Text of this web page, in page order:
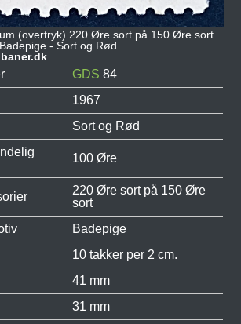
(overtryk) 220 Øre sort på 150 Øre sort
- Sort og Rød.
GDS 84
1967
Sort og Rød
100 Øre
220 Øre sort på 150 Øre
sort
Badepige
10 takker per 2 cm.
41 mm
31 mm